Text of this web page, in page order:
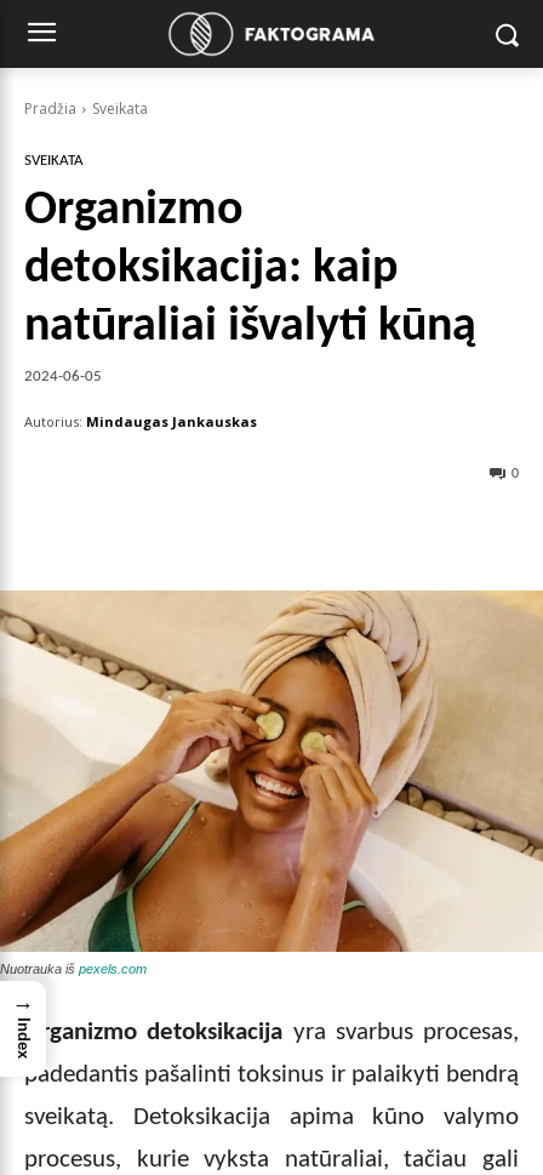
Pradžia Sveikata
SVEIKATA
Organizmo
detoksikacija: kaip
natūraliai išvalyti kūną
2024-06-05
Autorius: Mindaugas Jankauskas
0
Nuotrauka iš pexels.com
Organizmo detoksikacija yra svarbus procesas,
padedantis pašalinti toksinus ir palaikyti bendrą
sveikatą. Detoksikacija apima kūno valymo
procesus, kurie vyksta natūraliai, tačiau gali
→
Index